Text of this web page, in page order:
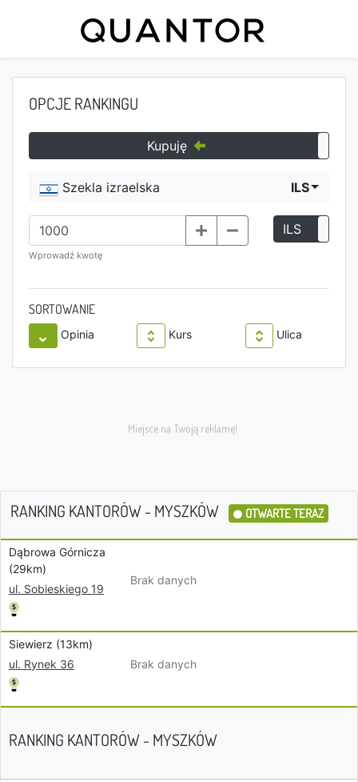
OPCJE RANKINGU
Kupuję
Szekla izraelska ILS
Wprowadź kwotę
ILS
SORTOWANIE
Opinia Kurs Ulica
RANKING KANTORÓW - MYSZKÓW OTWARTE TERAZ
Dąbrowa Górnicza
(29km)
ul. Sobieskiego 19
Brak danych
Siewierz (13km)
ul. Rynek 36
Brak danych
RANKING KANTORÓW - MYSZKÓW